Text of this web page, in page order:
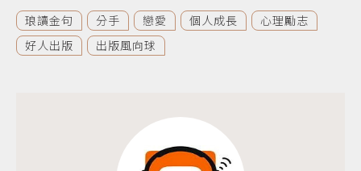
琅讀金句 分手 戀愛 個人成長
心理勵志
好人出版
出版風向球